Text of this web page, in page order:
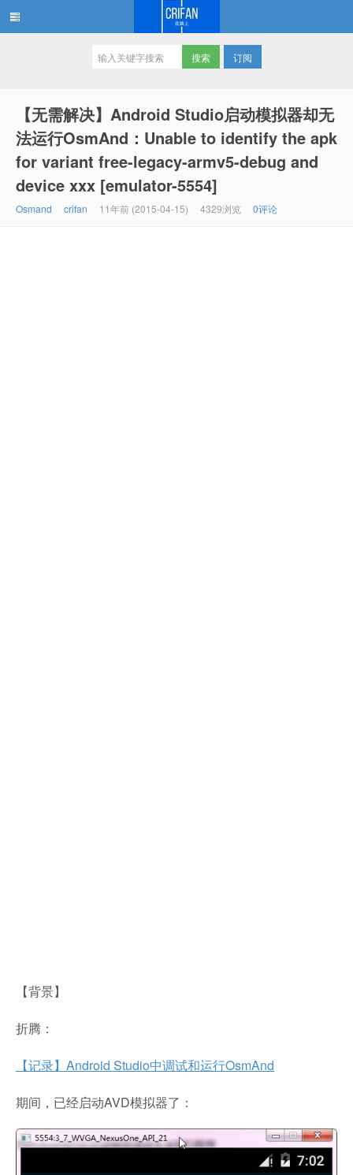
订阅
【无需解决】Android Studio启动模拟器却无
法运行OsmAnd：Unable to identify the apk
for variant free-legacy-armv5-debug and
device xxx [emulator-5554]
Osmand crifan 11年前 (2015-04-15) 4329浏览 0评论
【背景】
折腾：
【记录】Android Studio中调试和运行OsmAnd
期间，已经启动AVD模拟器了：